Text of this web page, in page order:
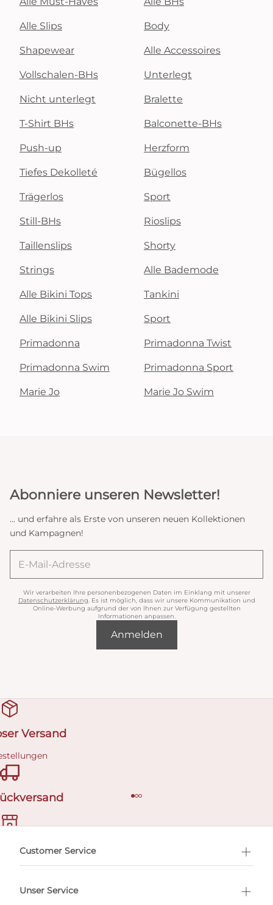
Alle Slips Body
Shapewear Alle Accessoires
Vollschalen-BHs Unterlegt
Nicht unterlegt Bralette
T-Shirt BHs Balconette-BHs
Push-up Herzform
Tiefes Dekolleté Bügellos
Trägerlos Sport
Still-BHs Rioslips
Taillenslips Shorty
Strings Alle Bademode
Alle Bikini Tops Tankini
Alle Bikini Slips Sport
Primadonna Primadonna Twist
Primadonna Swim Primadonna Sport
Marie Jo Marie Jo Swim
Abonniere unseren Newsletter!
... und erfahre als Erste von unseren neuen Kollektionen
und Kampagnen!
Wir verarbeiten Ihre personenbezogenen Daten im Einklang mit unserer
Datenschutzerklärung . Es ist möglich, dass wir unsere Kommunikation und
Online-Werbung aufgrund der von Ihnen zur Verfügung gestellten
Informationen anpassen.
Anmelden
Versand
buchen
Customer Service
Unser Service